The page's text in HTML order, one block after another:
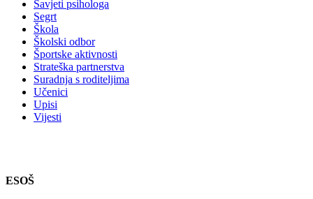
Savjeti psihologa
Segrt
Škola
Školski odbor
Športske aktivnosti
Strateška partnerstva
Suradnja s roditeljima
Učenici
Upisi
Vijesti
ESOŠ